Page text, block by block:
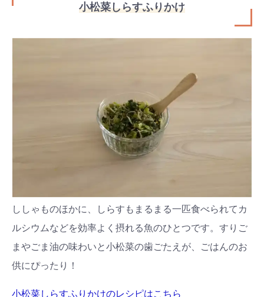
小松菜しらすふりかけ
ししゃものほかに、しらすもまるまる一匹食べられてカ
ルシウムなどを効率よく摂れる魚のひとつです。すりご
まやごま油の味わいと小松菜の歯ごたえが、ごはんのお
供にぴったり！
小松菜しらすふりかけのレシピはこちら